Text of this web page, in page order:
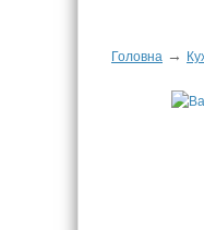
Головна →